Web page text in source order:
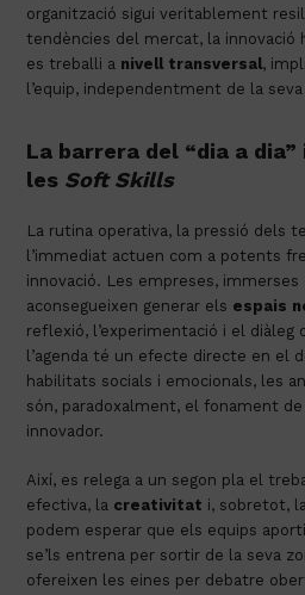
organització sigui veritablement
tendències del mercat, la innovació
es treballi a nivell transversal,
l’equip, independentment de la
La barrera del “dia a
les Soft Skills
La rutina operativa, la pressió dels
l’immediat actuen com a potents
innovació. Les empreses, immerses
aconsegueixen generar els espais
reflexió, l’experimentació i el diàleg
l’agenda té un efecte directe en el
habilitats socials i emocionals, les
són, paradoxalment, el fonament
innovador.
Així, es relega a un segon pla el
efectiva, la creativitat i, sobretot,
podem esperar que els equips
se’ls entrena per sortir de la seva
ofereixen les eines per debatre